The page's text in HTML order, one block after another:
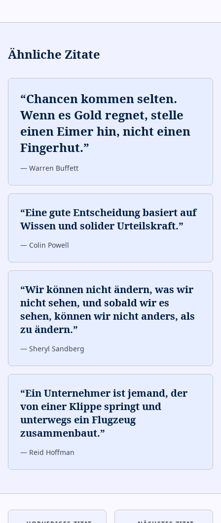
Ähnliche Zitate
“Chancen kommen selten.
Wenn es Gold regnet, stelle
einen Eimer hin, nicht einen
Fingerhut.”
— Warren Buffett
“Eine gute Entscheidung basiert auf
Wissen und solider Urteilskraft.”
— Colin Powell
“Wir können nicht ändern, was wir
nicht sehen, und sobald wir es
sehen, können wir nicht anders, als
zu ändern.”
— Sheryl Sandberg
“Ein Unternehmer ist jemand, der
von einer Klippe springt und
unterwegs ein Flugzeug
zusammenbaut.”
— Reid Hoffman